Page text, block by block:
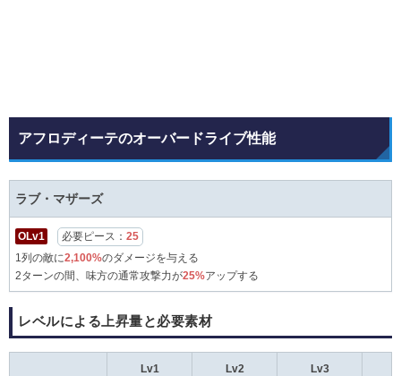
アフロディーテのオーバードライブ性能
ラブ・マザーズ
OLv1 必要ピース： 25
1列の敵に2,100%のダメージを与える
2ターンの間、味方の通常攻撃力が25%アップする
レベルによる上昇量と必要素材
Lv1 Lv2 Lv3